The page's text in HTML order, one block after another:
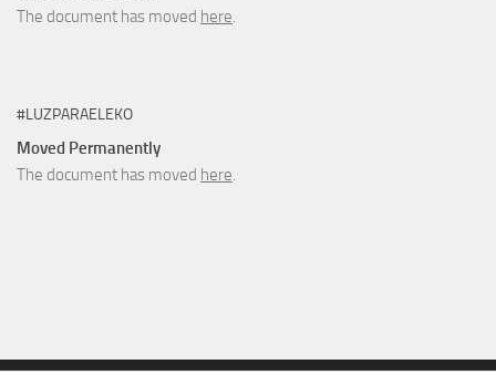
The document has moved here.
#LUZPARAELEKO
Moved Permanently
The document has moved here.